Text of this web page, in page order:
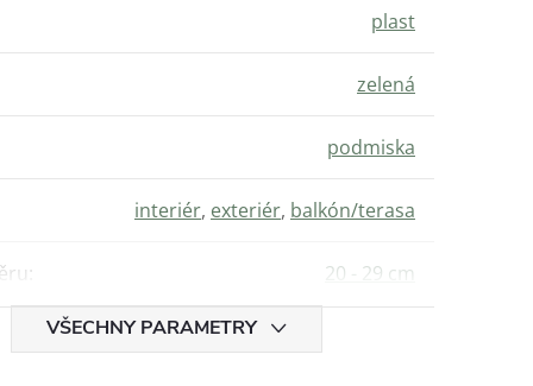
plast
zelená
podmiska
interiér, exteriér, balkón/terasa
: 20 - 29 cm
VŠECHNY PARAMETRY